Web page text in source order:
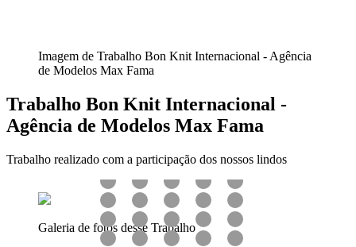
Imagem de Trabalho Bon Knit Internacional - Agência
de Modelos Max Fama
Trabalho Bon Knit Internacional -
Agência de Modelos Max Fama
Trabalho realizado com a participação dos nossos lindos
Galeria de fotos desse Trabalho